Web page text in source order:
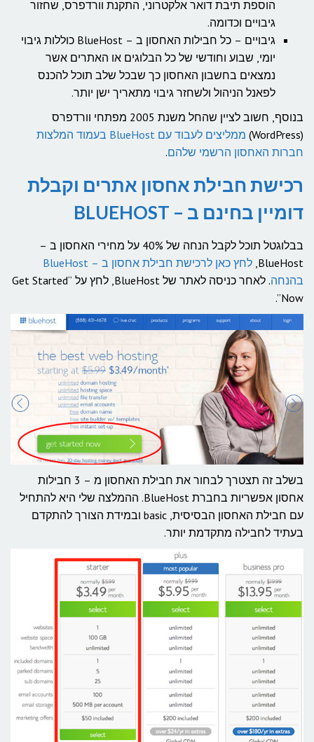
הוספת תיבת דואר אלקטרוני, התקנת וורדפרס, שחזור
גיבויים וכדומה.
גיבויים – כל חבילות האחסון ב – BlueHost כוללות גיבוי
יומי, שבוע וחודשי של כל הבלוגים או האתרים אשר
נמצאים בחשבון האחסון כך שבכל שלב תוכל להכנס
לפאנל הניהול ולשחזר גיבוי מתאריך ישן יותר.
בנוסף, חשוב לציין שהחל משנת 2005 מפתחי וורדפרס
(WordPress)
ממליצים לעבוד עם BlueHost בעמוד המלצות
חברות האחסון הרשמי שלהם.
רכישת חבילת אחסון אתרים וקבלת
דומיין בחינם ב – BLUEHOST
בבלוגטל תוכל לקבל הנחה של 40% על מחירי האחסון ב –
BlueHost,
לחץ כאן לרכישת חבילת אחסון ב – BlueHost
בהנחה
. לאחר כניסה לאתר של BlueHost, לחץ על “Get Started
Now”.
בשלב זה תצטרך לבחור את חבילת האחסון מ – 3 חבילות
אחסון אפשריות בחברת BlueHost. ההמלצה שלי היא להתחיל
עם חבילת האחסון הבסיסית, basic ובמידת הצורך להתקדם
בעתיד לחבילה מתקדמת יותר.